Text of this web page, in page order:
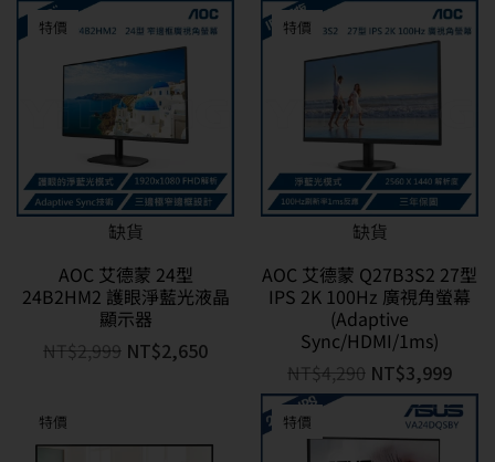
特價
缺貨
AOC 艾德蒙 24型
24B2HM2 護眼淨藍光液晶
顯示器
NT$2,999 NT$2,650
特價
缺貨
AOC 艾德蒙 Q27B3S2 27型
IPS 2K 100Hz 廣視角螢幕
(Adaptive
Sync/HDMI/1ms)
NT$4,290 NT$3,999
特價 特價